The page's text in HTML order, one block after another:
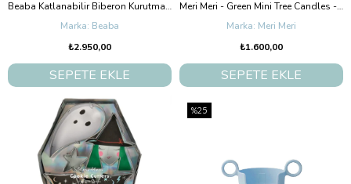
Beaba Katlanabilir Biberon Kurutma Standı Old Pink
Beaba
₺2.950,00
SEPETE EKLE
Meri Meri - Green Mini Tree Candles - Yeşil Mini Ağaç Mumlar (6'Lı)
Meri Meri
₺1.600,00
SEPETE EKLE
%25